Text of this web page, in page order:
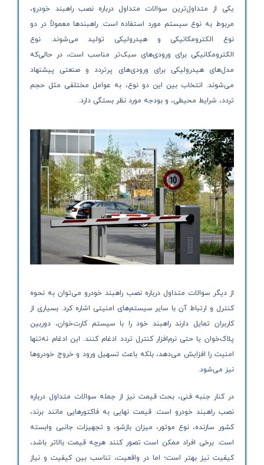
یکی از متداول‌ترین سوالات متداول درباره نصب راهبند خودرو،
مربوط به نوع سیستم مورد استفاده است. راهبندها معمولاً در دو
نوع الکترومکانیکی و هیدرولیکی تولید می‌شوند. نوع
الکترومکانیکی برای ورودی‌های سبک‌تر مناسب است، در حالی‌که
مدل‌های هیدرولیکی برای ورودی‌های پرتردد و صنعتی پیشنهاد
می‌شوند. انتخاب بین این دو نوع، به عوامل مختلفی مثل حجم
تردد، شرایط محیطی، و بودجه مورد نظر بستگی دارد.
از دیگر سوالات متداول درباره نصب راهبند خودرو می‌توان به نحوه
کنترل و ارتباط آن با سایر سیستم‌های امنیتی اشاره کرد. بسیاری از
کاربران تمایل دارند راهبند خود را با سیستم کارت‌خوان، دوربین
پلاک‌خوان یا حتی نرم‌افزار کنترل تردد ادغام کنند. این ادغام نه‌تنها
امنیت را افزایش می‌دهد، بلکه باعث تسهیل ورود و خروج خودروها
نیز می‌شود.
در کنار جنبه فنی، بحث قیمت نیز از جمله سوالات متداول درباره
نصب راهبند خودرو است. قیمت نهایی به فاکتورهایی مانند برند،
کشور سازنده، نوع موتور، میزان بازشو، و تجهیزات جانبی وابسته
است. برخی افراد ممکن است تصور کنند هرچه قیمت بالاتر باشد،
کیفیت نیز بهتر است؛ اما در واقعیت، تناسب بین کیفیت و نیاز